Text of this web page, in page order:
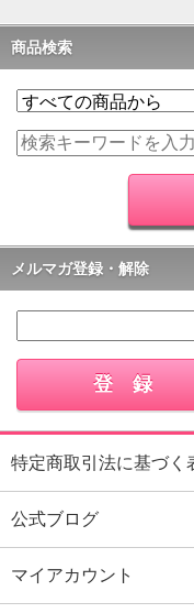
商品検索
メルマガ登録・解除
特定商取引法に基づく
公式ブログ
マイアカウント